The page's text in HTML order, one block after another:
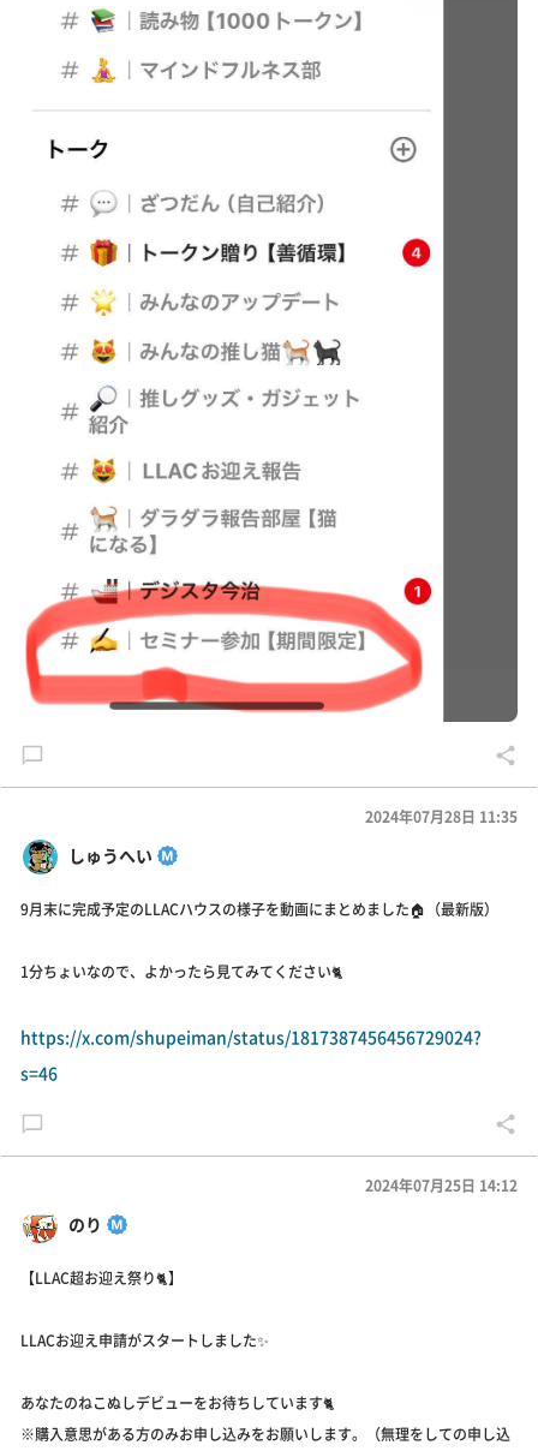
しゅうへい
2024年07月28日 11:35
9月末に完成予定のLLACハウスの様子を動画にまとめました🏠（最新版）
1分ちょいなので、よかったら見てみてください🐈
https://x.com/shupeiman/status/1817387456456729024?
s=46
のり
2024年07月25日 14:12
【LLAC超お迎え祭り🐈】
LLACお迎え申請がスタートしました✨
あなたのねこぬしデビューをお待ちしています🐈
※購入意思がある方のみお申し込みをお願いします。（無理をしての申し込